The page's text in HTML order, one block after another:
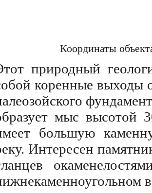
Координаты
природный
коренные выходы
мыс высотой
большую
Интересен